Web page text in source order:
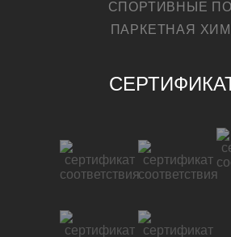
СПОРТИВНЫЕ
ПАРКЕТНАЯ